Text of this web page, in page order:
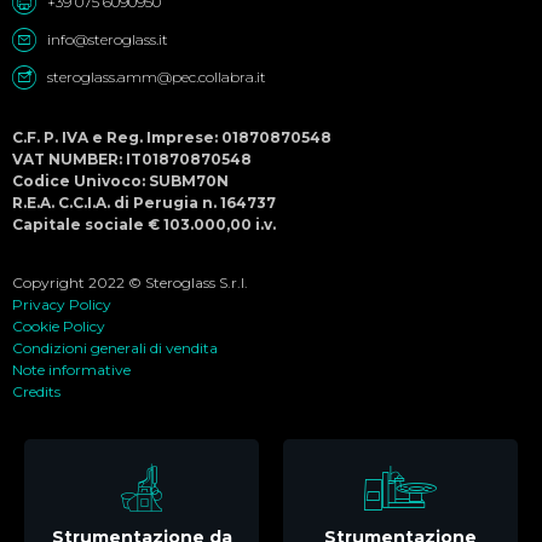
info@steroglass.it
steroglass.amm@pec.collabra.it
C.F. P. IVA e Reg. Imprese: 01870870548
VAT NUMBER: IT01870870548
Codice Univoco: SUBM70N
R.E.A. C.C.I.A. di Perugia n. 164737
Capitale sociale € 103.000,00 i.v.
Copyright 2022 © Steroglass S.r.l.
Privacy Policy
Cookie Policy
Condizioni generali di vendita
Note informative
Credits
Strumentazione da Strumentazione